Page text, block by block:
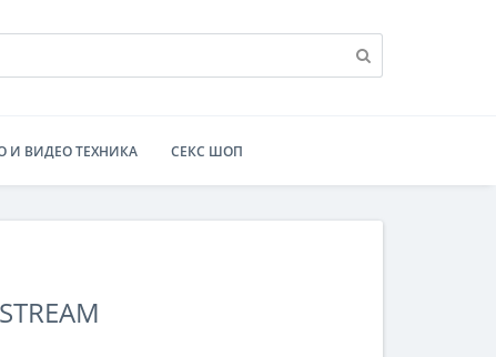
И ВИДЕО ТЕХНИКА СЕКС ШОП